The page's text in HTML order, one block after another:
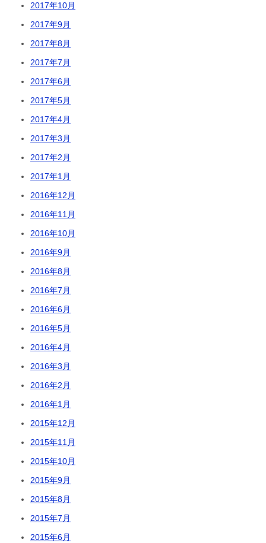
2017年10月
2017年9月
2017年8月
2017年7月
2017年6月
2017年5月
2017年4月
2017年3月
2017年2月
2017年1月
2016年12月
2016年11月
2016年10月
2016年9月
2016年8月
2016年7月
2016年6月
2016年5月
2016年4月
2016年3月
2016年2月
2016年1月
2015年12月
2015年11月
2015年10月
2015年9月
2015年8月
2015年7月
2015年6月